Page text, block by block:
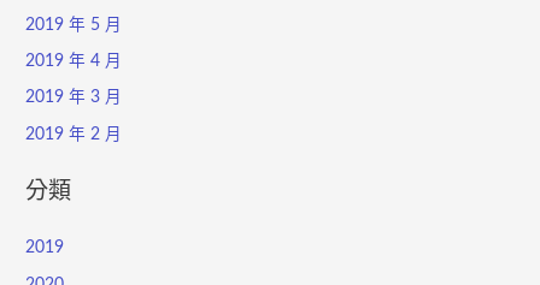
2019 年 5 月
2019 年 4 月
2019 年 3 月
2019 年 2 月
分類
2019